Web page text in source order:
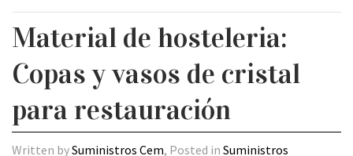
Material de hosteleria:
Copas y vasos de cristal
para restauración
Written bySuministros Cem, Posted in Suministros